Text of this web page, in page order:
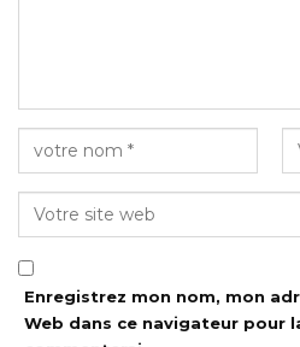
Enregistrez mon nom, mon
Web dans ce navigateur pour